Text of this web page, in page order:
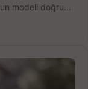
modeli doğru